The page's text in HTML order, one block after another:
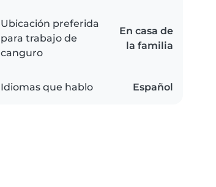
Ubicación preferida
para trabajo de
canguro
En casa de
la familia
Idiomas que hablo Español